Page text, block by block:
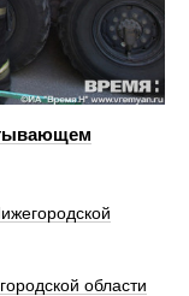
области